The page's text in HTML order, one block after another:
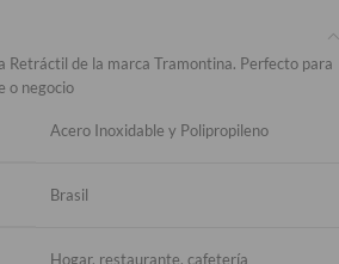
Retráctil de la marca Tramontina. Perfecto para
o negocio
Acero Inoxidable y Polipropileno
Brasil
Hogar, restaurante, cafetería